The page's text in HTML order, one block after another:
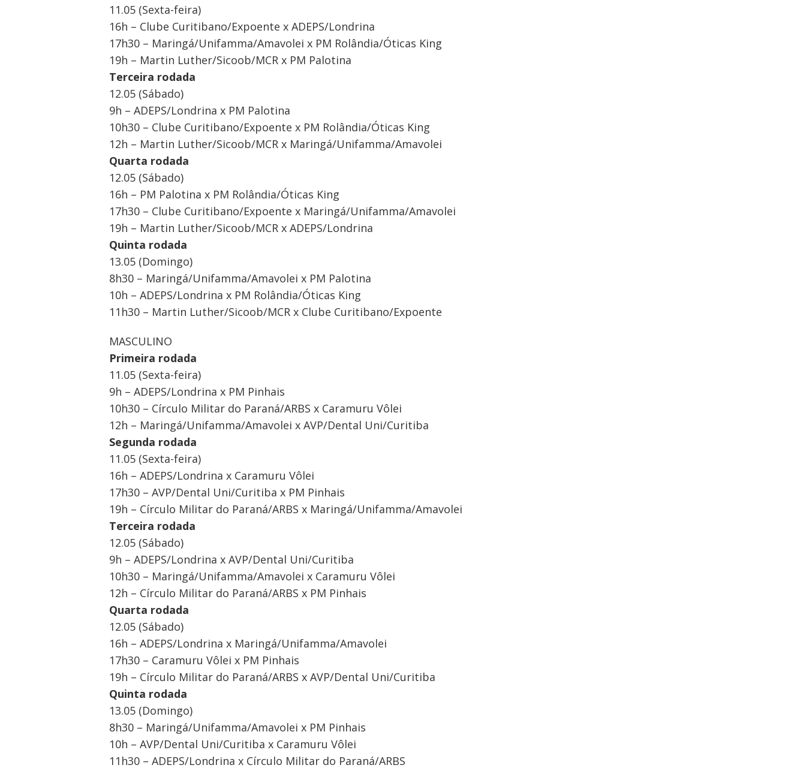
11.05 (Sexta-feira)
16h – Clube Curitibano/Expoente x ADEPS/Londrina
17h30 – Maringá/Unifamma/Amavolei x PM Rolândia/Óticas King
19h – Martin Luther/Sicoob/MCR x PM Palotina
Terceira rodada
12.05 (Sábado)
9h – ADEPS/Londrina x PM Palotina
10h30 – Clube Curitibano/Expoente x PM Rolândia/Óticas King
12h – Martin Luther/Sicoob/MCR x Maringá/Unifamma/Amavolei
Quarta rodada
12.05 (Sábado)
16h – PM Palotina x PM Rolândia/Óticas King
17h30 – Clube Curitibano/Expoente x Maringá/Unifamma/Amavolei
19h – Martin Luther/Sicoob/MCR x ADEPS/Londrina
Quinta rodada
13.05 (Domingo)
8h30 – Maringá/Unifamma/Amavolei x PM Palotina
10h – ADEPS/Londrina x PM Rolândia/Óticas King
11h30 – Martin Luther/Sicoob/MCR x Clube Curitibano/Expoente
MASCULINO
Primeira rodada
11.05 (Sexta-feira)
9h – ADEPS/Londrina x PM Pinhais
10h30 – Círculo Militar do Paraná/ARBS x Caramuru Vôlei
12h – Maringá/Unifamma/Amavolei x AVP/Dental Uni/Curitiba
Segunda rodada
11.05 (Sexta-feira)
16h – ADEPS/Londrina x Caramuru Vôlei
17h30 – AVP/Dental Uni/Curitiba x PM Pinhais
19h – Círculo Militar do Paraná/ARBS x Maringá/Unifamma/Amavolei
Terceira rodada
12.05 (Sábado)
9h – ADEPS/Londrina x AVP/Dental Uni/Curitiba
10h30 – Maringá/Unifamma/Amavolei x Caramuru Vôlei
12h – Círculo Militar do Paraná/ARBS x PM Pinhais
Quarta rodada
12.05 (Sábado)
16h – ADEPS/Londrina x Maringá/Unifamma/Amavolei
17h30 – Caramuru Vôlei x PM Pinhais
19h – Círculo Militar do Paraná/ARBS x AVP/Dental Uni/Curitiba
Quinta rodada
13.05 (Domingo)
8h30 – Maringá/Unifamma/Amavolei x PM Pinhais
10h – AVP/Dental Uni/Curitiba x Caramuru Vôlei
11h30 – ADEPS/Londrina x Círculo Militar do Paraná/ARBS